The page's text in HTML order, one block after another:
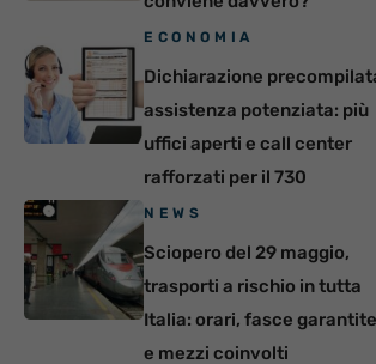
ECONOMIA
Dichiarazione
assistenza potenziata: più
uffici aperti e call center
rafforzati per il 730
NEWS
Sciopero del 29 maggio,
trasporti a rischio in tutta
Italia: orari, fasce garantite
e mezzi coinvolti